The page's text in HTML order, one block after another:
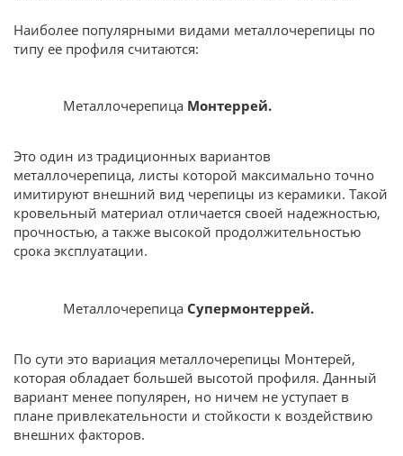
Наиболее популярными видами металлочерепицы по
типу ее профиля считаются:
Металлочерепица Монтеррей.
Это один из традиционных вариантов
металлочерепица, листы которой максимально точно
имитируют внешний вид черепицы из керамики. Такой
кровельный материал отличается своей надежностью,
прочностью, а также высокой продолжительностью
срока эксплуатации.
Металлочерепица Супермонтеррей.
По сути это вариация металлочерепицы Монтерей,
которая обладает большей высотой профиля. Данный
вариант менее популярен, но ничем не уступает в
плане привлекательности и стойкости к воздействию
внешних факторов.